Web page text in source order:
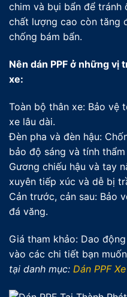
chim và bụi bẩn để tránh
chất lượng cao còn tăng
chống bám bẩn.
Nên dán PPF ở những
xe:
Toàn bộ thân xe: Bảo vệ
xe lâu dài.
Đèn pha và đèn hậu:
bảo độ sáng và tính thẩm
Gương chiếu hậu và tay
xuyên tiếp xúc và dễ bị
Cản trước, cản sau: Bảo
đá văng.
Giá tham khảo: Dao
vào các chi tiết bạn
tại danh mục: Dán PPF